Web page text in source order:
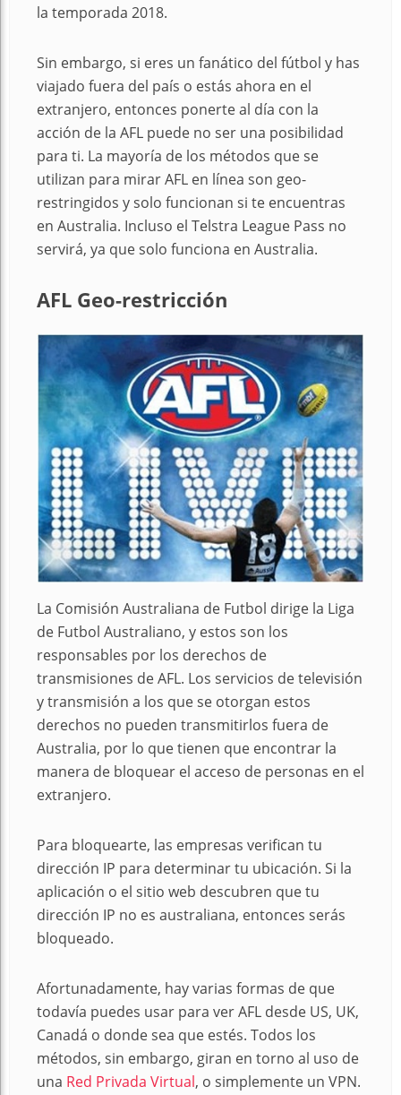
la temporada 2018.
Sin embargo, si eres un fanático del fútbol y has
viajado fuera del país o estás ahora en el
extranjero, entonces ponerte al día con la
acción de la AFL puede no ser una posibilidad
para ti. La mayoría de los métodos que se
utilizan para mirar AFL en línea son geo-
restringidos y solo funcionan si te encuentras
en Australia. Incluso el Telstra League Pass no
servirá, ya que solo funciona en Australia.
AFL Geo-restricción
La Comisión Australiana de Futbol dirige la Liga
de Futbol Australiano, y estos son los
responsables por los derechos de
transmisiones de AFL. Los servicios de televisión
y transmisión a los que se otorgan estos
derechos no pueden transmitirlos fuera de
Australia, por lo que tienen que encontrar la
manera de bloquear el acceso de personas en el
extranjero.
Para bloquearte, las empresas verifican tu
dirección IP para determinar tu ubicación. Si la
aplicación o el sitio web descubren que tu
dirección IP no es australiana, entonces serás
bloqueado.
Afortunadamente, hay varias formas de que
todavía puedes usar para ver AFL desde US, UK,
Canadá o donde sea que estés. Todos los
métodos, sin embargo, giran en torno al uso de
una Red Privada Virtual, o simplemente un VPN.